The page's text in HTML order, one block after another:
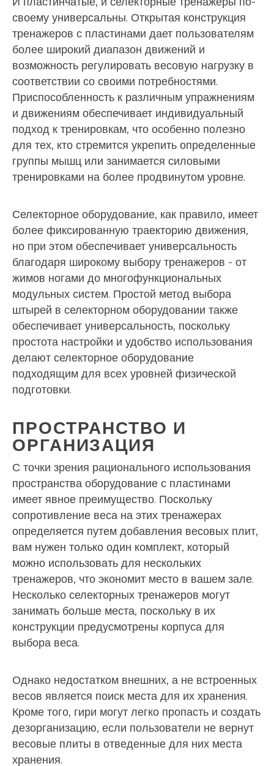
своему универсальны. Открытая конструкция
тренажеров с пластинами дает пользователям
более широкий диапазон движений и
возможность регулировать весовую нагрузку в
соответствии со своими потребностями.
Приспособленность к различным упражнениям
и движениям обеспечивает индивидуальный
подход к тренировкам, что особенно полезно
для тех, кто стремится укрепить определенные
группы мышц или занимается силовыми
тренировками на более продвинутом уровне.
Селекторное оборудование, как правило, имеет
более фиксированную траекторию движения,
но при этом обеспечивает универсальность
благодаря широкому выбору тренажеров - от
жимов ногами до многофункциональных
модульных систем. Простой метод выбора
штырей в селекторном оборудовании также
обеспечивает универсальность, поскольку
простота настройки и удобство использования
делают селекторное оборудование
подходящим для всех уровней физической
подготовки.
ПРОСТРАНСТВО И
ОРГАНИЗАЦИЯ
С точки зрения рационального использования
пространства оборудование с пластинами
имеет явное преимущество. Поскольку
сопротивление веса на этих тренажерах
определяется путем добавления весовых плит,
вам нужен только один комплект, который
можно использовать для нескольких
тренажеров, что экономит место в вашем зале.
Несколько селекторных тренажеров могут
занимать больше места, поскольку в их
конструкции предусмотрены корпуса для
выбора веса.
Однако недостатком внешних, а не встроенных
весов является поиск места для их хранения.
Кроме того, гири могут легко пропасть и создать
дезорганизацию, если пользователи не вернут
весовые плиты в отведенные для них места
хранения.